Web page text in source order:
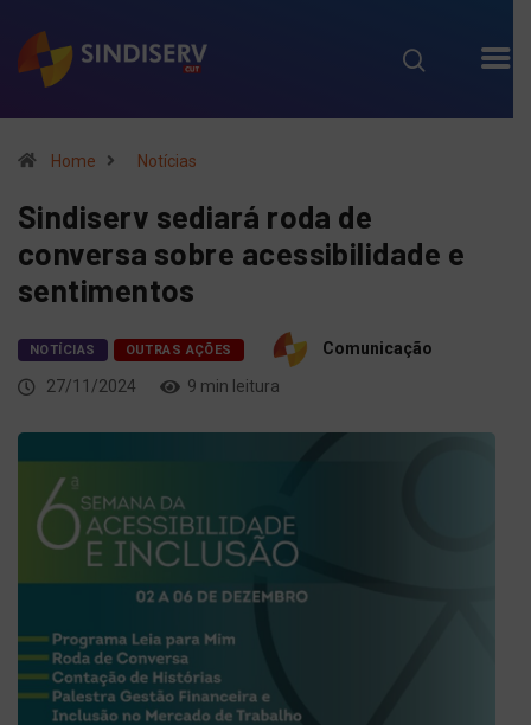
Home Notícias
Sindiserv sediará roda de
conversa sobre acessibilidade e
sentimentos
NOTÍCIAS OUTRAS AÇÕES
Comunicação
27/11/2024
9 min leitura